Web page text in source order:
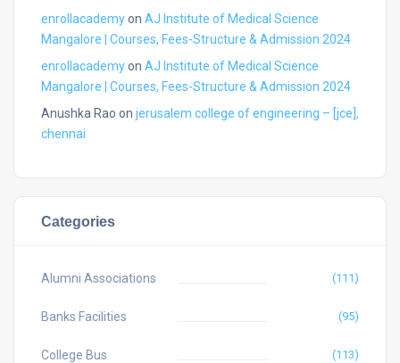
enrollacademyon AJ Institute of Medical Science
Mangalore | Courses, Fees-Structure & Admission 2024
enrollacademyon AJ Institute of Medical Science
Mangalore | Courses, Fees-Structure & Admission 2024
Anushka Rao on jerusalem college of engineering – [jce],
chennai
Categories
Alumni Associations (111)
Banks Facilities (95)
College Bus (113)